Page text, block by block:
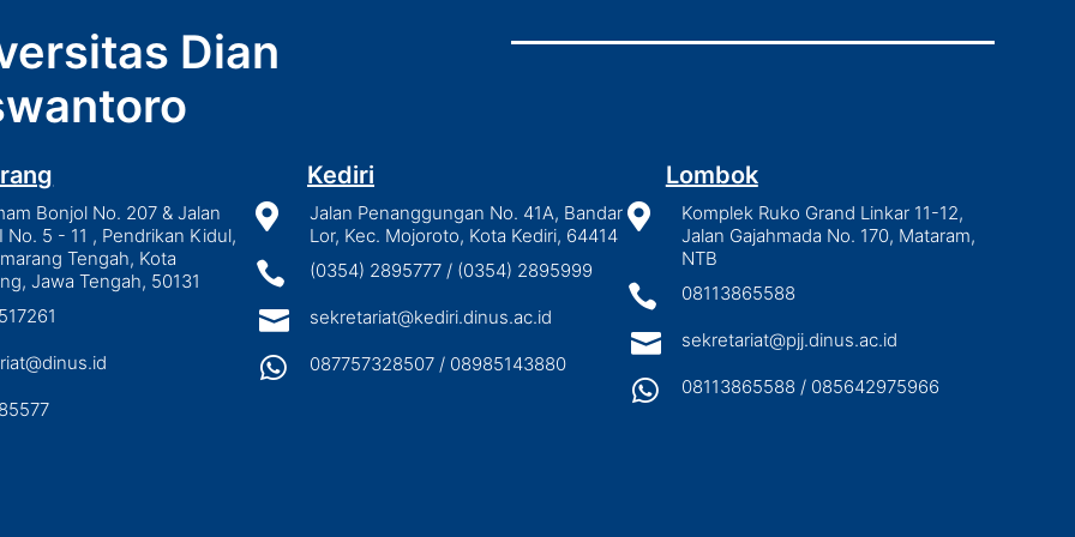
Dian
Bonjol No. 207 & Jalan
No. 5 - 11 , Pendrikan Kidul,
Tengah, Kota
Jawa Tengah, 50131
Kediri

Jalan Penanggungan No. 41A, Bandar
Lor, Kec. Mojoroto, Kota Kediri, 64414
 (0354) 2895777 / (0354) 2895999
 sekretariat@kediri.dinus.ac.id
 087757328507 / 08985143880
Lombok

Komplek Ruko Grand Linkar 11-12,
Jalan Gajahmada No. 170, Mataram,
NTB
 08113865588
 sekretariat@pjj.dinus.ac.id
 08113865588 / 085642975966